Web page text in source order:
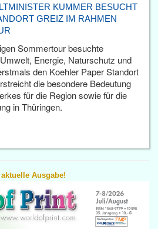
KUMMER BESUCHT
GREIZ IM RAHMEN
Sommertour besuchte
Energie, Naturschutz und
den Koehler Paper Standort
die besondere Bedeutung
für die Region sowie für die
in Thüringen.
Ausgabe!